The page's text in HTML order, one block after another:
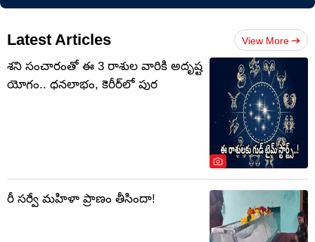
Latest Articles View More
శని సంచారంతో ఈ 3 రాశుల వారికి అదృష్ట
యోగం.. ధనలాభం, కెరీర్‌లో పుర
రీ సర్వే మహిళా ప్రాణం తీసిందా!